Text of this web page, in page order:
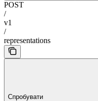
POST
/
v1
/
representations
Спробувати